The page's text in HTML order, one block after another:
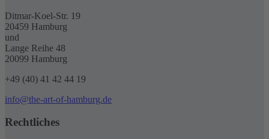
Ditmar-Koel-Str. 19
20459 Hamburg
und
Lange Reihe 48
20099 Hamburg
+49 (40) 41 42 44 19
info@the-art-of-hamburg.de
Rechtliches